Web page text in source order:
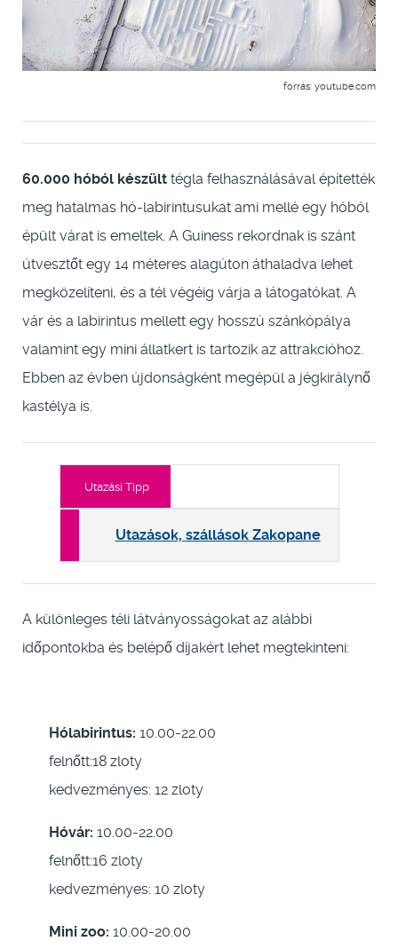
forrás: youtube.com
60.000 hóból készült tégla felhasználásával építették
meg hatalmas hó-labirintusukat ami mellé egy hóból
épült várat is emeltek. A Guiness rekordnak is szánt
útvesztőt egy 14 méteres alagúton áthaladva lehet
megközelíteni, és a tél végéig várja a látogatókat. A
vár és a labirintus mellett egy hosszú szánkópálya
valamint egy mini állatkert is tartozik az attrakcióhoz.
Ebben az évben újdonságként megépül a jégkirálynő
kastélya is.
Utazási Tipp
Utazások, szállások Zakopane
A különleges téli látványosságokat az alábbi
időpontokba és belépő díjakért lehet megtekinteni:
Hólabirintus: 10.00-22.00
felnőtt:18 zloty
kedvezményes: 12 zloty
Hóvár: 10.00-22.00
felnőtt:16 zloty
kedvezményes: 10 zloty
Mini zoo: 10.00-20.00